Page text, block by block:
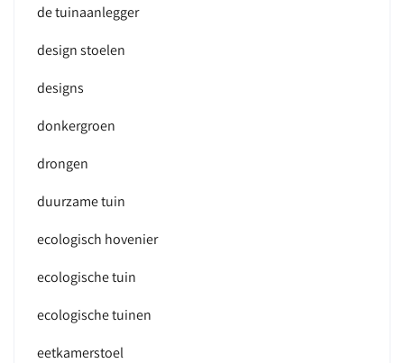
de tuinaanlegger
design stoelen
designs
donkergroen
drongen
duurzame tuin
ecologisch hovenier
ecologische tuin
ecologische tuinen
eetkamerstoel